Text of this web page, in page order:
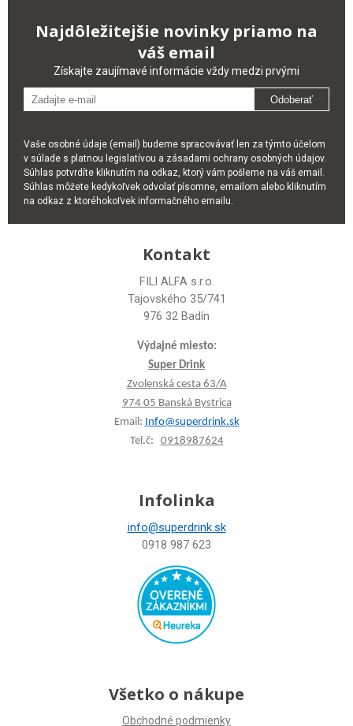
Najdôležitejšie novinky priamo na
váš email
Získajte zaujímavé informácie vždy medzi prvými
Odoberať
Vaše osobné údaje (email) budeme spracovávať len za týmto účelom
v súlade s platnou legislatívou a zásadami ochrany osobných údajov.
Súhlas potvrdíte kliknutím na odkaz, ktorý vám pošleme na váš email.
Súhlas môžete kedykoľvek odvolať písomne, emailom alebo kliknutím
na odkaz z ktoréhokoľvek informačného emailu.
Kontakt
FILI ALFA s.r.o.
Tajovského 35/741
976 32 Badín
Výdajné miesto:
Super Drink
Zvolenská cesta 63/A
974 05 Banská Bystrica
Email: Info@superdrink.sk
Tel.č: 0918987624
Infolinka
info@superdrink.sk
0918 987 623
Všetko o nákupe
Obchodné podmienky